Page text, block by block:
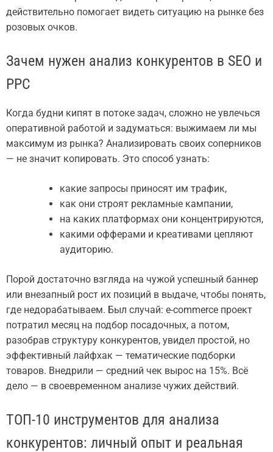
действительно помогает видеть ситуацию на рынке без
розовых очков.
Зачем нужен анализ конкурентов в SEO и
PPC
Когда будни кипят в потоке задач, сложно не увлечься
оперативной работой и задуматься: выжимаем ли мы
максимум из рынка? Анализировать своих соперников
— не значит копировать. Это способ узнать:
какие запросы приносят им трафик,
как они строят рекламные кампании,
на каких платформах они концентрируются,
какими офферами и креативами цепляют
аудиторию.
Порой достаточно взгляда на чужой успешный баннер
или внезапный рост их позиций в выдаче, чтобы понять,
где недорабатываем. Был случай: e-commerce проект
потратил месяц на подбор посадочных, а потом,
разобрав структуру конкурентов, увидел простой, но
эффективный лайфхак — тематические подборки
товаров. Внедрили — средний чек вырос на 15%. Всё
дело — в своевременном анализе чужих действий.
ТОП-10 инструментов для анализа
конкурентов: личный опыт и реальная